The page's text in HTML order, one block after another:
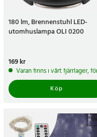
180 lm, Brennenstuhl LED-
utomhuslampa OLI 0200
Pris:169 kr
169 kr
Varan finns i vårt fjärrlager,
Köp